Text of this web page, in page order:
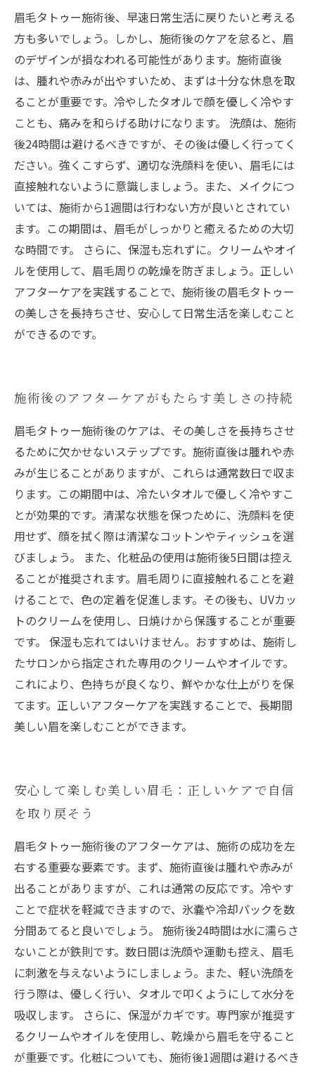
眉毛タトゥー施術後、早速日常生活に戻りたいと考える
方も多いでしょう。しかし、施術後のケアを怠ると、眉
のデザインが損なわれる可能性があります。施術直後
は、腫れや赤みが出やすいため、まずは十分な休息を取
ることが重要です。冷やしたタオルで顔を優しく冷やす
ことも、痛みを和らげる助けになります。 洗顔は、施術
後24時間は避けるべきですが、その後は優しく行ってく
ださい。強くこすらず、適切な洗顔料を使い、眉毛には
直接触れないように意識しましょう。また、メイクにつ
いては、施術から1週間は行わない方が良いとされてい
ます。この期間は、眉毛がしっかりと癒えるための大切
な時間です。 さらに、保湿も忘れずに。クリームやオイ
ルを使用して、眉毛周りの乾燥を防ぎましょう。正しい
アフターケアを実践することで、施術後の眉毛タトゥー
の美しさを長持ちさせ、安心して日常生活を楽しむこと
ができるのです。
施術後のアフターケアがもたらす美しさの持続
眉毛タトゥー施術後のケアは、その美しさを長持ちさせ
るために欠かせないステップです。施術直後は腫れや赤
みが生じることがありますが、これらは通常数日で収ま
ります。この期間中は、冷たいタオルで優しく冷やすこ
とが効果的です。清潔な状態を保つために、洗顔料を使
用せず、顔を拭く際は清潔なコットンやティッシュを選
びましょう。 また、化粧品の使用は施術後5日間は控え
ることが推奨されます。眉毛周りに直接触れることを避
けることで、色の定着を促進します。その後も、UVカッ
トのクリームを使用し、日焼けから保護することが重要
です。 保湿も忘れてはいけません。おすすめは、施術し
たサロンから指定された専用のクリームやオイルです。
これにより、色持ちが良くなり、鮮やかな仕上がりを保
てます。正しいアフターケアを実践することで、長期間
美しい眉を楽しむことができます。
安心して楽しむ美しい眉毛：正しいケアで自信
を取り戻そう
眉毛タトゥー施術後のアフターケアは、施術の成功を左
右する重要な要素です。まず、施術直後は腫れや赤みが
出ることがありますが、これは通常の反応です。冷やす
ことで症状を軽減できますので、氷嚢や冷却パックを数
分間あてると良いでしょう。 施術後24時間は水に濡らさ
ないことが鉄則です。数日間は洗顔や運動も控え、眉毛
に刺激を与えないようにしましょう。また、軽い洗顔を
行う際は、優しく行い、タオルで叩くようにして水分を
吸収します。 さらに、保湿がカギです。専門家が推奨す
るクリームやオイルを使用し、乾燥から眉毛を守ること
が重要です。化粧についても、施術後1週間は避けるべき